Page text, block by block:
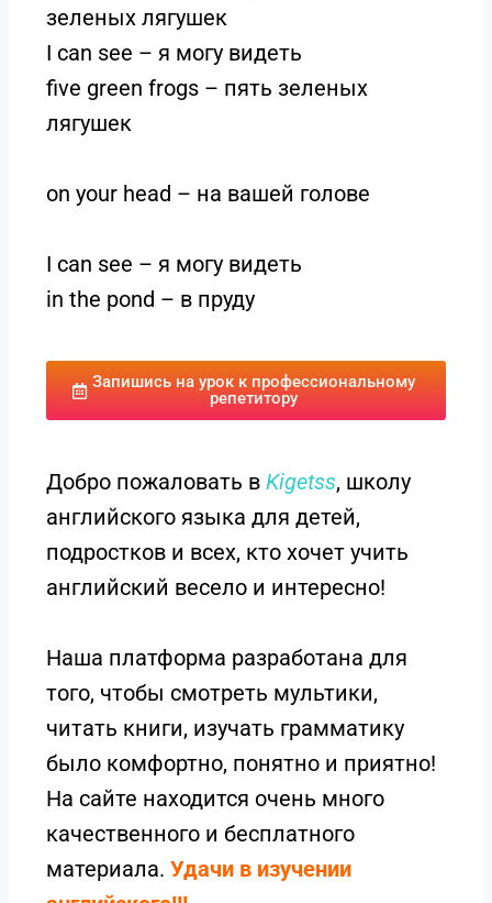
зеленых лягушек
I can see – я могу видеть
five green frogs – пять зеленых
лягушек
on your head – на вашей голове
I can see – я могу видеть
in the pond – в пруду
Запишись на урок к профессиональному
репетитору
Добро пожаловать в Kigetss, школу
английского языка для детей,
подростков и всех, кто хочет учить
английский весело и интересно!
Наша платформа разработана для
того, чтобы смотреть мультики,
читать книги, изучать грамматику
было комфортно, понятно и приятно!
На сайте находится очень много
качественного и бесплатного
материала. Удачи в изучении